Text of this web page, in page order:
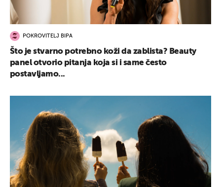
POKROVITELJ BIPA
Što je stvarno potrebno koži da zablista? Beauty
panel otvorio pitanja koja si i same često
postavljamo...